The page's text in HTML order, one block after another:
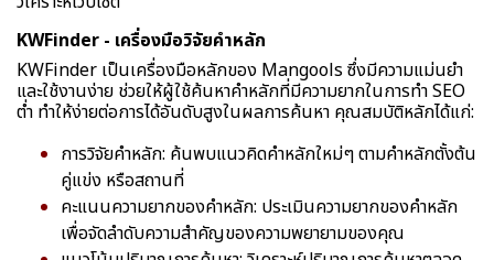
KWFinder - เครื่องมือวิจัยคำหลัก
KWFinder เป็นเครื่องมือหลักของ Mangools ซึ่งมีความแม่นยำ
และใช้งานง่าย ช่วยให้ผู้ใช้ค้นหาคำหลักที่มีความยากในการทำ SEO
ต่ำ ทำให้ง่ายต่อการได้อันดับสูงในผลการค้นหา คุณสมบัติหลักได้แก่:
การวิจัยคำหลัก: ค้นพบแนวคิดคำหลักใหม่ๆ ตามคำหลักตั้งต้น
คู่แข่ง หรือสถานที่
คะแนนความยากของคำหลัก: ประเมินความยากของคำหลัก
เพื่อจัดลำดับความสำคัญของความพยายามของคุณ